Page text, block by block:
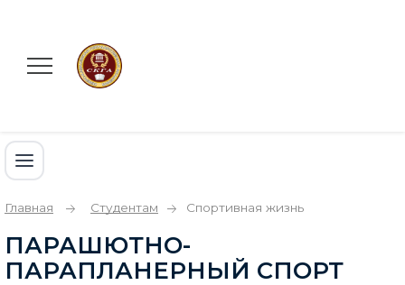
Главная Студентам Спортивная жизнь
ПАРАШЮТНО-
ПАРАПЛАНЕРНЫЙ СПОРТ